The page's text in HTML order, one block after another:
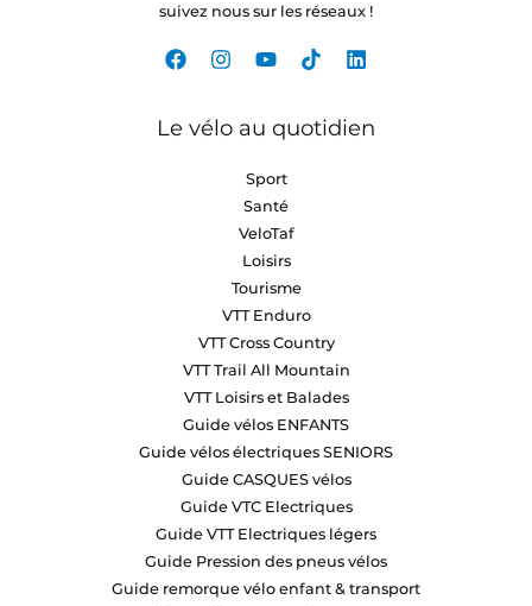
suivez nous sur les réseaux !
Le vélo au quotidien
Sport
Santé
VeloTaf
Loisirs
Tourisme
VTT Enduro
VTT Cross Country
VTT Trail All Mountain
VTT Loisirs et Balades
Guide vélos ENFANTS
Guide vélos électriques SENIORS
Guide CASQUES vélos
Guide VTC Electriques
Guide VTT Electriques légers
Guide Pression des pneus vélos
Guide remorque vélo enfant & transport